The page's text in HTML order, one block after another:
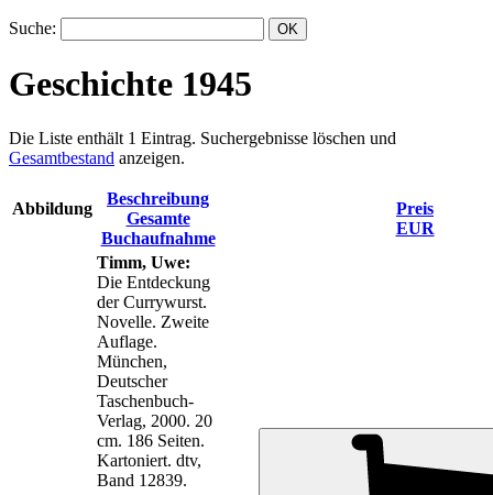
Suche:
Geschichte 1945
Die Liste enthält 1 Eintrag. Suchergebnisse löschen und
Gesamtbestand anzeigen.
Abbildung
Beschreibung
Gesamte
Buchaufnahme
Preis
EUR
Timm, Uwe:
Die Entdeckung
der Currywurst.
Novelle. Zweite
Auflage.
München,
Deutscher
Taschenbuch-
Verlag, 2000. 20
cm. 186 Seiten.
Kartoniert. dtv,
Band 12839.